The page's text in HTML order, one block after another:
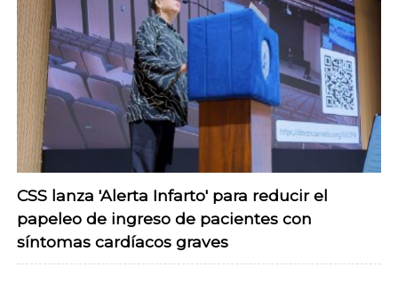
CSS lanza 'Alerta Infarto' para reducir el
papeleo de ingreso de pacientes con
síntomas cardíacos graves